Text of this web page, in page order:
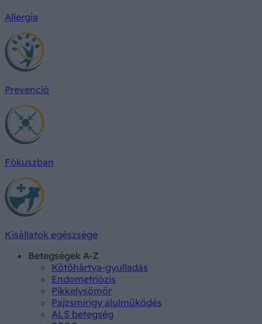
Allergia
Prevenció
Fókuszban
Kisállatok egészsége
Betegségek A-Z
Kötőhártya-gyulladás
Endometriózis
Pikkelysömör
Pajzsmirigy alulműködés
ALS betegség